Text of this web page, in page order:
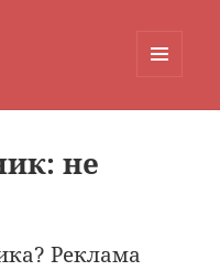
не
Реклама